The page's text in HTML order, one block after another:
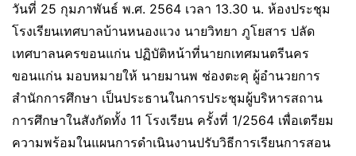
วันที่ 25 กุมภาพันธ์ พ.ศ. 2564 เวลา 13.30 น. ห้องประชุม
โรงเรียนเทศบาลบ้านหนองแวง นายวิทยา ภูโยสาร ปลัด
เทศบาลนครขอนแก่น ปฏิบัติหน้าที่นายกเทศมนตรีนคร
ขอนแก่น มอบหมายให้ นายมานพ ช่องตะคุ ผู้อำนวยการ
สำนักการศึกษา เป็นประธานในการประชุมผู้บริหารสถาน
การศึกษาในสังกัดทั้ง 11 โรงเรียน ครั้งที่ 1/2564 เพื่อเตรียม
ความพร้อมในแผนการดำเนินงานปรับวิธีการเรียนการสอน